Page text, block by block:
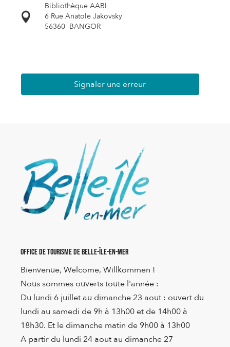
Bibliothèque AABI
6 Rue Anatole Jakovsky
56360 BANGOR
Signaler une erreur
Office de Tourisme de Belle-Île-en-Mer
Bienvenue, Welcome, Willkommen !
Nous sommes ouverts toute l'année :
Du lundi 6 juillet au dimanche 23 aout : ouvert du
lundi au samedi de 9h à 13h00 et de 14h00 à
18h30. Et le dimanche matin de 9h00 à 13h00
A partir du lundi 24 aout au dimanche 27